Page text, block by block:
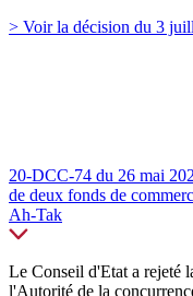
> Voir la décision du 3
20-DCC-74 du 26 mai
de deux fonds de
Ah-Tak
Le Conseil d'Etat a rejeté
l'Autorité de la